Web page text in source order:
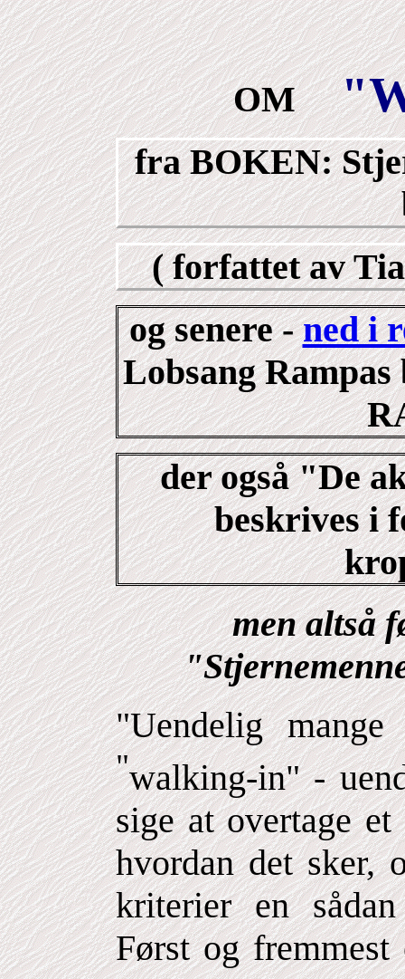
OM
fra BOKEN:
( forfattet av
og senere -ned i
Lobsang
der også "De
beskrives i
men altså
"Uendelig
"walking-in" -
sige at overtage
hvordan det sker,
kriterier en
Først og